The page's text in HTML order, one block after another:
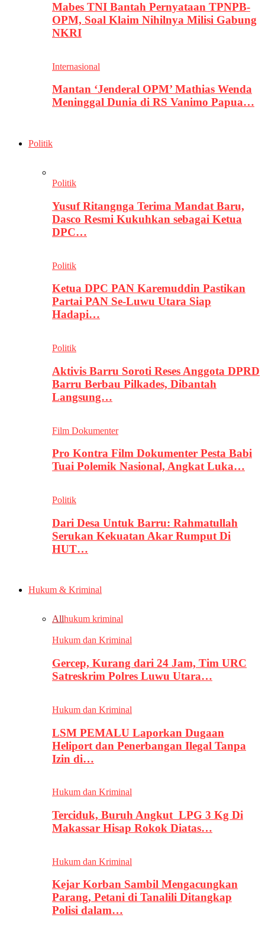
Mabes TNI Bantah Pernyataan TPNPB-
OPM, Soal Klaim Nihilnya Milisi Gabung
NKRI
Internasional
Mantan ‘Jenderal OPM’ Mathias Wenda
Meninggal Dunia di RS Vanimo Papua…
Politik
Politik
Yusuf Ritangnga Terima Mandat Baru,
Dasco Resmi Kukuhkan sebagai Ketua
DPC…
Politik
Ketua DPC PAN Karemuddin Pastikan
Partai PAN Se-Luwu Utara Siap
Hadapi…
Politik
Aktivis Barru Soroti Reses Anggota DPRD
Barru Berbau Pilkades, Dibantah
Langsung…
Film Dokumenter
Pro Kontra Film Dokumenter Pesta Babi
Tuai Polemik Nasional, Angkat Luka…
Politik
Dari Desa Untuk Barru: Rahmatullah
Serukan Kekuatan Akar Rumput Di
HUT…
Hukum & Kriminal
Allhukum kriminal
Hukum dan Kriminal
Gercep, Kurang dari 24 Jam, Tim URC
Satreskrim Polres Luwu Utara…
Hukum dan Kriminal
LSM PEMALU Laporkan Dugaan
Heliport dan Penerbangan Ilegal Tanpa
Izin di…
Hukum dan Kriminal
Terciduk, Buruh Angkut LPG 3 Kg Di
Makassar Hisap Rokok Diatas…
Hukum dan Kriminal
Kejar Korban Sambil Mengacungkan
Parang, Petani di Tanalili Ditangkap
Polisi dalam…